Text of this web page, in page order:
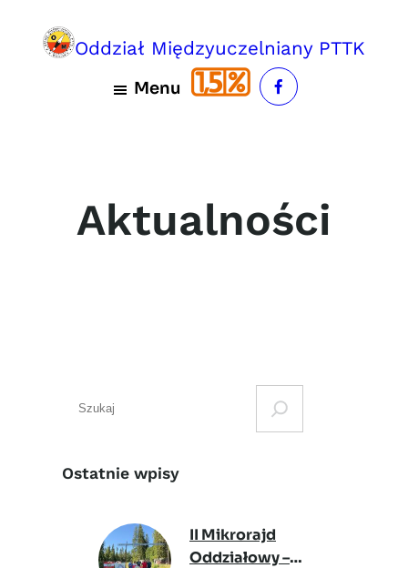
Oddział Międzyuczelniany PTTK
Menu
Aktualności
r
c
Ostatnie wpisy
II Mikrorajd
Oddziałowy –